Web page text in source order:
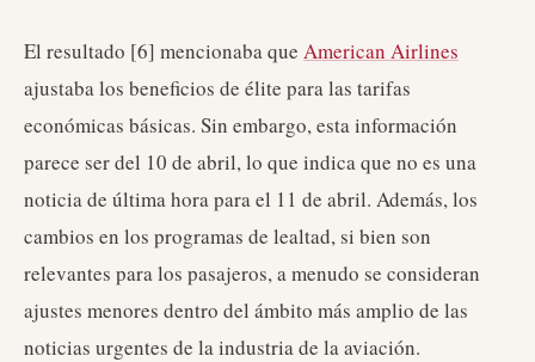
El resultado [6] mencionaba que American Airlines
ajustaba los beneficios de élite para las tarifas
económicas básicas. Sin embargo, esta información
parece ser del 10 de abril, lo que indica que no es una
noticia de última hora para el 11 de abril. Además, los
cambios en los programas de lealtad, si bien son
relevantes para los pasajeros, a menudo se consideran
ajustes menores dentro del ámbito más amplio de las
noticias urgentes de la industria de la aviación.